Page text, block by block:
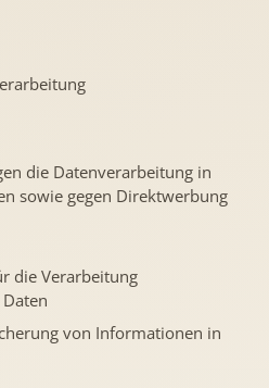
die Datenverarbeitung in
sowie gegen Direktwerbung
die Verarbeitung
von Informationen in